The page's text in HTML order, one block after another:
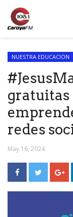
NUESTRA EDUCACION
gratuitas
redes
May 16, 2024